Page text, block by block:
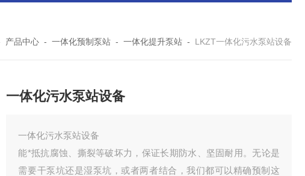
产品中心 - 一体化预制泵站 - 一体化提升泵站 - LKZT一体化污水泵站设备
一体化污水泵站设备
一体化污水泵站设备
能*抵抗腐蚀、撕裂等破坏力，保证长期防水、坚固耐用。无论是
需要干泵坑还是湿泵坑，或者两者结合，我们都可以精确预制这